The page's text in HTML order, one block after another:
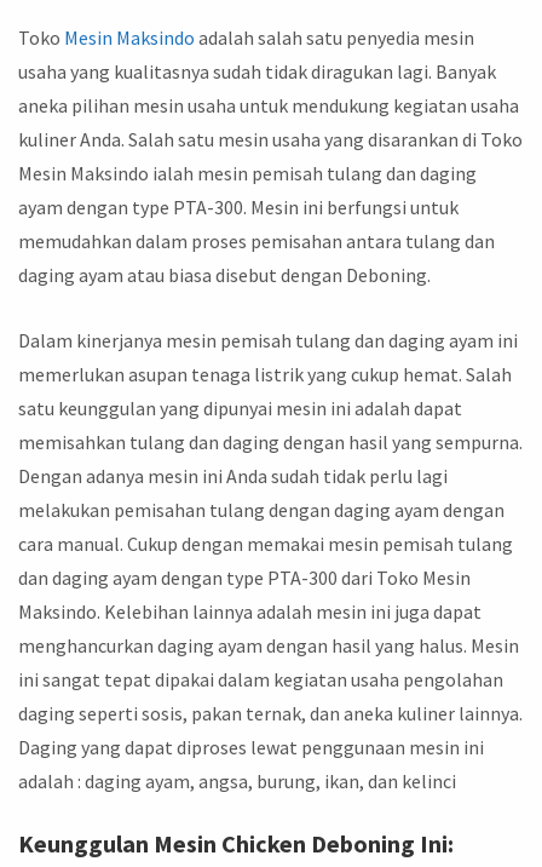
Toko Mesin Maksindo adalah salah satu penyedia mesin
usaha yang kualitasnya sudah tidak diragukan lagi. Banyak
aneka pilihan mesin usaha untuk mendukung kegiatan usaha
kuliner Anda. Salah satu mesin usaha yang disarankan di Toko
Mesin Maksindo ialah mesin pemisah tulang dan daging
ayam dengan type PTA-300. Mesin ini berfungsi untuk
memudahkan dalam proses pemisahan antara tulang dan
daging ayam atau biasa disebut dengan Deboning.
Dalam kinerjanya mesin pemisah tulang dan daging ayam ini
memerlukan asupan tenaga listrik yang cukup hemat. Salah
satu keunggulan yang dipunyai mesin ini adalah dapat
memisahkan tulang dan daging dengan hasil yang sempurna.
Dengan adanya mesin ini Anda sudah tidak perlu lagi
melakukan pemisahan tulang dengan daging ayam dengan
cara manual. Cukup dengan memakai mesin pemisah tulang
dan daging ayam dengan type PTA-300 dari Toko Mesin
Maksindo. Kelebihan lainnya adalah mesin ini juga dapat
menghancurkan daging ayam dengan hasil yang halus. Mesin
ini sangat tepat dipakai dalam kegiatan usaha pengolahan
daging seperti sosis, pakan ternak, dan aneka kuliner lainnya.
Daging yang dapat diproses lewat penggunaan mesin ini
adalah : daging ayam, angsa, burung, ikan, dan kelinci
Keunggulan Mesin Chicken Deboning Ini: